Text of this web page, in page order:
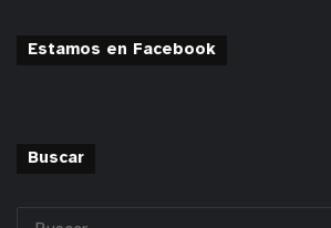
Estamos en Facebook
Buscar